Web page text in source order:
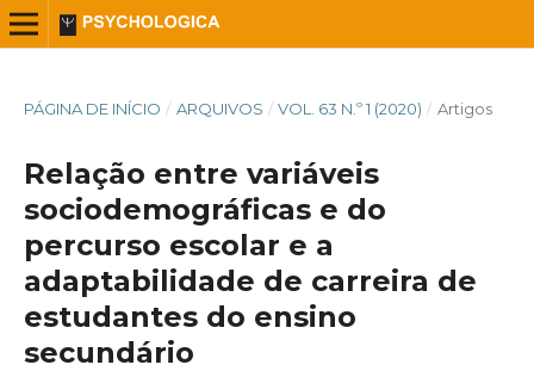
PÁGINA DE INÍCIO / ARQUIVOS / VOL. 63 N.º 1 (2020) / Artigos
Relação entre variáveis
sociodemográficas e do
percurso escolar e a
adaptabilidade de carreira de
estudantes do ensino
secundário